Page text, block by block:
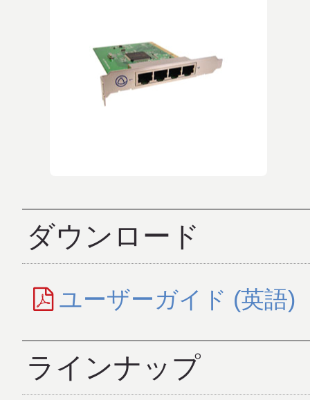
ダウンロード
ユーザーガイド (英語)
ラインナップ